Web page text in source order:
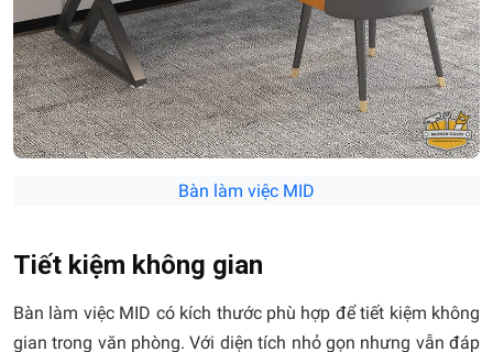
Bàn làm việc MID
Tiết kiệm không gian
Bàn làm việc MID có kích thước phù hợp để tiết kiệm không
gian trong văn phòng. Với diện tích nhỏ gọn nhưng vẫn đáp